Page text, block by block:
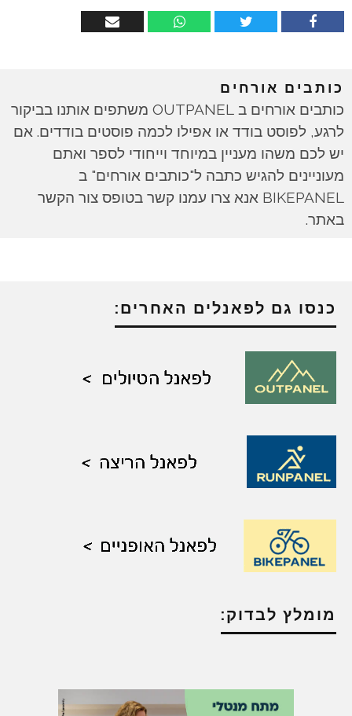
כותבים אורחים
כותבים אורחים ב OUTPANEL משתפים אותנו בביקור
לרגע, לפוסט בודד או אפילו לכמה פוסטים בודדים. אם
יש לכם משהו מעניין במיוחד וייחודי לספר ואתם
מעוניינים להגיש כתבה ל"כותבים אורחים" ב
BIKEPANEL אנא צרו עמנו קשר בטופס צור הקשר
באתר.
כנסו גם לפאנלים האחרים:
מומלץ לבדוק: